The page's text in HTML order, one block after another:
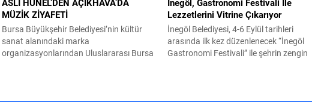
ASLI HÜNEL’DEN AÇIKHAVA’DA
MÜZİK ZİYAFETİ
Bursa Büyükşehir Belediyesi’nin kültür
sanat alanındaki marka
organizasyonlarından Uluslararası Bursa
Bursa Kültür Sanat ve Turizm Vakfı
İnegöl, Gastronomi Festivali İle
Lezzetlerini Vitrine Çıkarıyor
İnegöl Belediyesi, 4-6 Eylül tarihleri
arasında ilk kez düzenlenecek “İnegöl
Gastronomi Festivali” ile şehrin zengin
Meydanında gerçekleştirilecek